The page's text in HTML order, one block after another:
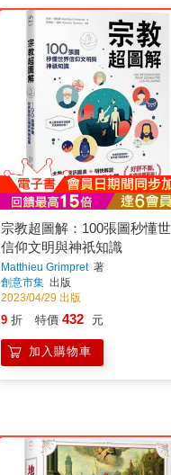
宗教超圖解：100張圖秒懂
信仰文明與神祇知識
Matthieu Grimpret著
創意市集 出版
2023/04/29 出版
9 折 特價 432 元
加入購物車